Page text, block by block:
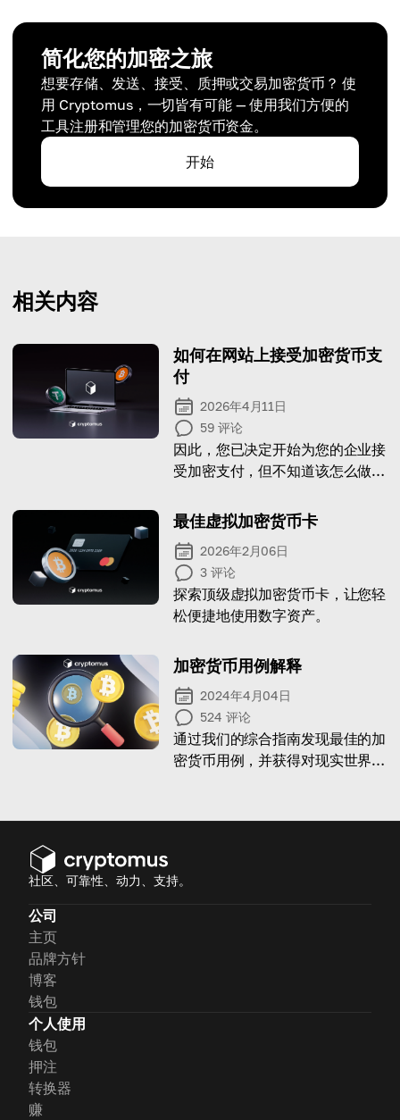
简化您的加密之旅
想要存储、发送、接受、质押或交易加密货币？ 使
用 Cryptomus，一切皆有可能 — 使用我们方便的
工具注册和管理您的加密货币资金。
开始
相关内容
如何在网站上接受加密货币支
付
2026年4月11日
59 评论
因此，您已决定开始为您的企业接
受加密支付，但不知道该怎么做？
最佳虚拟加密货币卡
2026年2月06日
3 评论
探索顶级虚拟加密货币卡，让您轻
松便捷地使用数字资产。
加密货币用例解释
2024年4月04日
524 评论
通过我们的综合指南发现最佳的加
密货币用例，并获得对现实世界数
社区、可靠性、动力、支持。
公司
主页
品牌方针
博客
钱包
个人使用
钱包
押注
转换器
赚